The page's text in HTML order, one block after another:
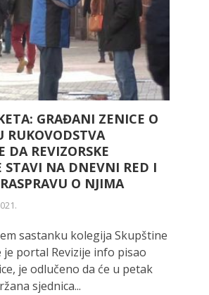
GRAĐANI ZENICE O
RUKOVODSTVA
DA REVIZORSKE
STAVI NA DNEVNI RED I
O NJIMA
sastanku kolegija Skupštine
je portal Revizije info pisao
je odlučeno da će u petak
sjednica...